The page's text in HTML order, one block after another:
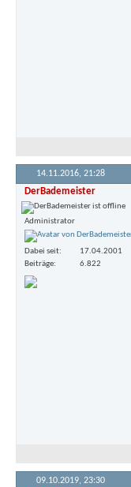
14.11.2016, 21:28
DerBademeister
Administrator
Dabei seit
17.04.2001
Beiträge
6.822
09.10.2019, 23:30